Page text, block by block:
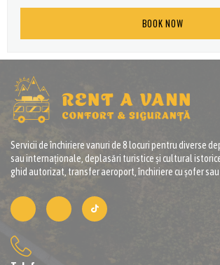
Servicii de închiriere vanuri de 8 locuri pentru diverse
sau internaționale, deplasări turistice și cultural
ghid autorizat, transfer aeroport, închiriere cu șofer